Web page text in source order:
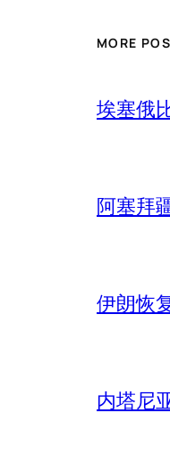
MORE
埃塞俄
阿塞拜
伊朗恢
内塔尼